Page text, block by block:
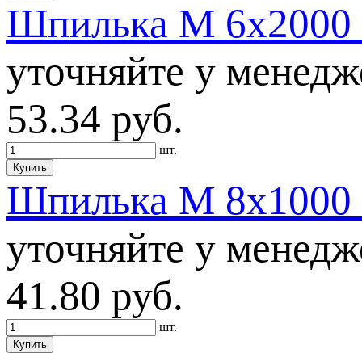
Шпилька М 6х2000
уточняйте у
53.34 руб.
шт.
Купить
Шпилька М 8х1000
уточняйте у
41.80 руб.
шт.
Купить